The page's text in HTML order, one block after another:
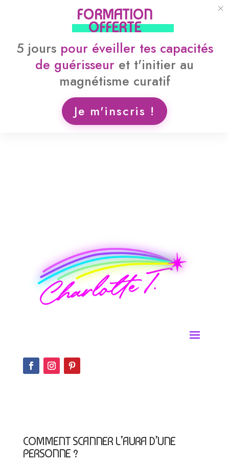
COMMENT SCANNER L’AURA D’UNE
PERSONNE ?
FORMATION
OFFERTE
5 jours pour éveiller tes capacités
de guérisseur et t'initier au
magnétisme curatif
Je m'inscris !